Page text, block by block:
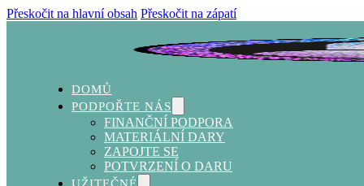
Přeskočit na hlavní obsah Přeskočit na zápatí
DOMŮ
PODPOŘTE NÁS
FINANČNÍ PODPORA
MATERIÁLNÍ DARY
ZAPOJTE SE
POTVRZENÍ O DARU